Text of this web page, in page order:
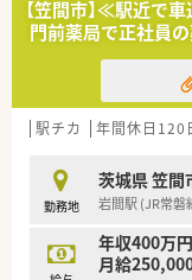
＼薬局の雰囲気
◎社内の関係性
積極的に社内
店舗の垣根を
◎上層部との距
定期的に経営方
どんなことを
ます
＼「薬局」に拘
◎プロスポー
と
【笠間市】≪駅近で
門前薬局で正社員
駅チカ 年間休日120
勤務地
茨城県 笠間
岩間駅 (JR常磐
年収400万
月給